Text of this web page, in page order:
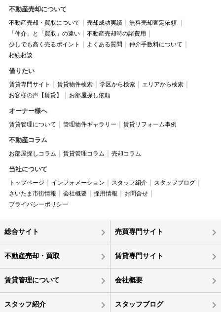
不動産売却について
不動産売却・買取について 売却成功実績
無料売却査定依頼
「仲介」と「買取」の違い
不動産売却時の諸費用
少しでも高く売るポイント
よくある質問
仲介手数料について
相続相談
借りたい
賃貸専門サイト 賃貸物件検索 学区から検索
エリアから検索
お客様の声【賃貸】
お部屋探し依頼
オーナー様へ
賃貸管理について 管理物件ギャラリー 賃貸リフォーム事例
不動産コラム
お部屋探しコラム 賃貸管理コラム 売却コラム
当社について
トップページ インフォメーション スタッフ紹介
スタッフブログ
さいたま市街情報
会社概要 採用情報
お問合せ
プライバシーポリシー
総合サイト 売買専門サイト
不動産売却・買取 賃貸専門サイト
賃貸管理について 会社概要
スタッフ紹介 スタッフブログ